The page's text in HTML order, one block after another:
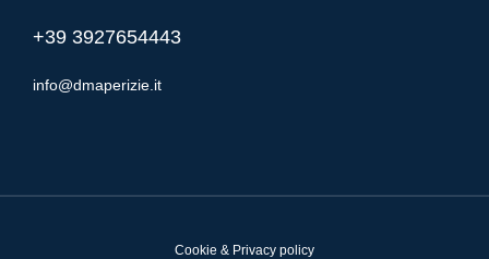
+39 3927654443
info@dmaperizie.it
Cookie & Privacy policy